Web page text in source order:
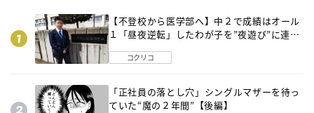
【不登校から医学部へ】中２で成績はオール
１「昼夜逆転」したわが子を”夜遊び”に連れ
コクリコ
「正社員の落とし穴」シングルマザーを待っ
ていた“魔の２年間”【後編】